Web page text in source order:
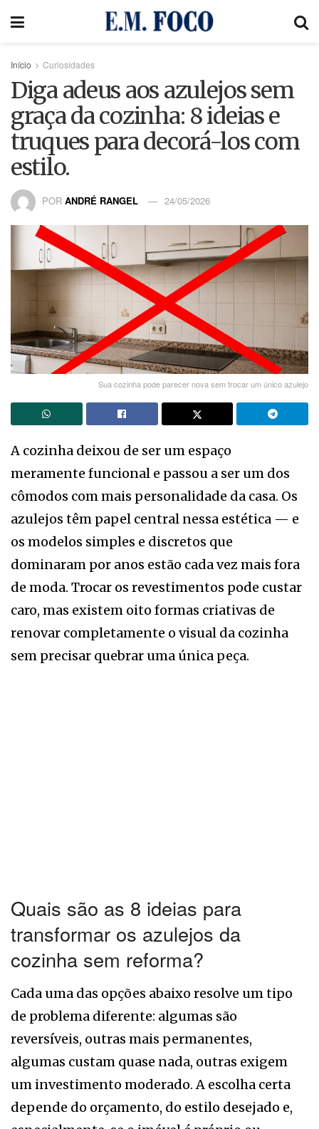
Início Curiosidades
Diga adeus aos azulejos sem
graça da cozinha: 8 ideias e
truques para decorá-los com
estilo.
POR ANDRÉ RANGEL 24/05/2026
Sua cozinha pode parecer nova sem trocar um único azulejo
A cozinha deixou de ser um espaço
meramente funcional e passou a ser um dos
cômodos com mais personalidade da casa. Os
azulejos têm papel central nessa estética — e
os modelos simples e discretos que
dominaram por anos estão cada vez mais fora
de moda. Trocar os revestimentos pode custar
caro, mas existem oito formas criativas de
renovar completamente o visual da cozinha
sem precisar quebrar uma única peça.
Quais são as 8 ideias para
transformar os azulejos da
cozinha sem reforma?
Cada uma das opções abaixo resolve um tipo
de problema diferente: algumas são
reversíveis, outras mais permanentes,
algumas custam quase nada, outras exigem
um investimento moderado. A escolha certa
depende do orçamento, do estilo desejado e,